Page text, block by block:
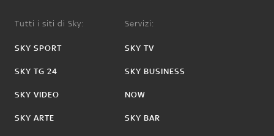
Tutti i siti di Sky:
SKY SPORT
SKY TG 24
SKY VIDEO
SKY ARTE
Servizi:
SKY TV
SKY BUSINESS
NOW
SKY BAR